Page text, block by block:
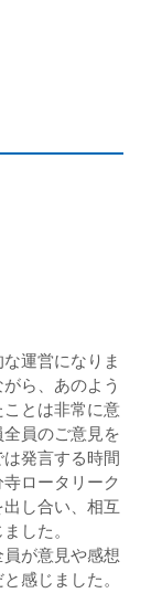
運営になりま
ら、あのよう
とは非常に意
員のご意見を
発言する時間
ロータリーク
し合い、相互
した。
が意見や感想
感じました。